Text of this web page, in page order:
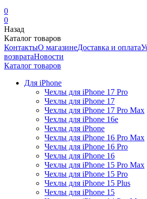
0
0
Назад
Каталог товаров
КонтактыО магазинеДоставка и оплата
возвратаНовости
Каталог товаров
Для iPhone
Чехлы для iPhone 17 Pro
Чехлы для iPhone 17
Чехлы для iPhone 17 Pro Max
Чехлы для iPhone 16e
Чехлы для iPhone
Чехлы для iPhone 16 Pro Max
Чехлы для iPhone 16 Pro
Чехлы для iPhone 16
Чехлы для iPhone 15 Pro Max
Чехлы для iPhone 15 Pro
Чехлы для iPhone 15 Plus
Чехлы для iPhone 15